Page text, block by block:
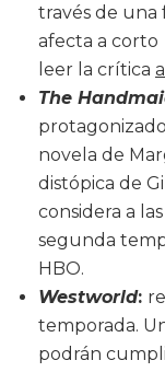
través de una
afecta a corto
leer la crítica
The
novela de
distópica de
considera a
segunda
HBO.
Westworld:
temporada.
podrán